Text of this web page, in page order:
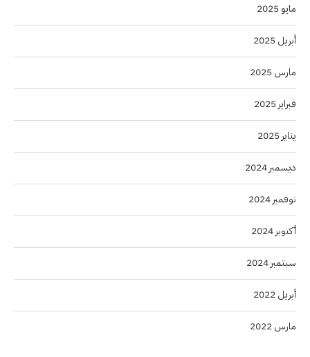
مايو 2025
أبريل 2025
مارس 2025
فبراير 2025
يناير 2025
ديسمبر 2024
نوفمبر 2024
أكتوبر 2024
سبتمبر 2024
أبريل 2022
مارس 2022